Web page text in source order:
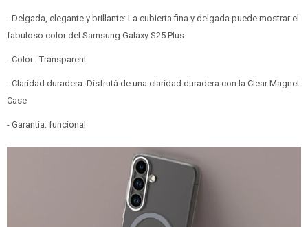
- Delgada, elegante y brillante: La cubierta fina y delgada puede mostrar el
fabuloso color del Samsung Galaxy S25 Plus
- Color : Transparent
- Claridad duradera: Disfrutá de una claridad duradera con la Clear Magnet
Case
- Garantía: funcional